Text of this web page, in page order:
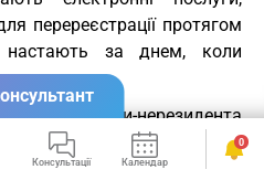
перереєстрації протягом
за днем, коли
податку.
особи-нерезидента
абзацом першим
змін до облікових
Консультації Календар Сервіси
0